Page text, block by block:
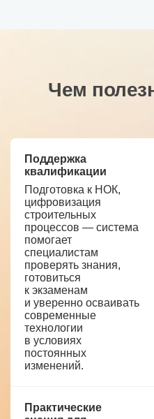
Чем
Поддержка
квалификации
Подготовка к НОК,
цифровизация
строительных
процессов — система
помогает
специалистам
проверять знания,
готовиться
к экзаменам
и уверенно осваивать
современные
технологии
в условиях
постоянных
изменений.
Практические